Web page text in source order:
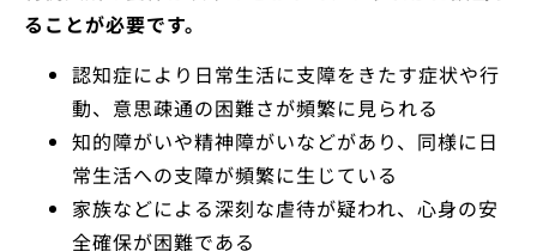
ることが必要です。
認知症により日常生活に支障をきたす症状や行
動、意思疎通の困難さが頻繁に見られる
知的障がいや精神障がいなどがあり、同様に日
常生活への支障が頻繁に生じている
家族などによる深刻な虐待が疑われ、心身の安
全確保が困難である